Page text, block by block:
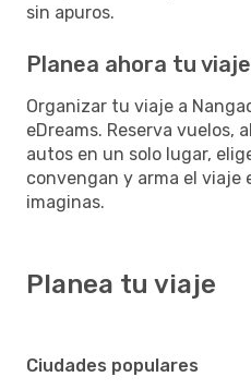
sin apuros.
Planea ahora tu
Organizar tu viaje a
eDreams. Reserva vuelos,
autos en un solo lugar,
convengan y arma el viaje
imaginas.
Planea tu viaje
Ciudades populares